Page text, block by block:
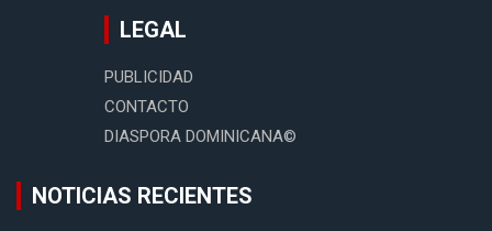
LEGAL
PUBLICIDAD
CONTACTO
DIASPORA DOMINICANA©
NOTICIAS RECIENTES